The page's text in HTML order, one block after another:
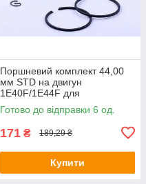
Поршневий комплект 44,00
мм STD на двигун
1Е40F/1E44F для
мотокультиватора, комплект:
6 одиниць
Готово до відправки 6 од.
171 ₴ 189,29 ₴
Купити